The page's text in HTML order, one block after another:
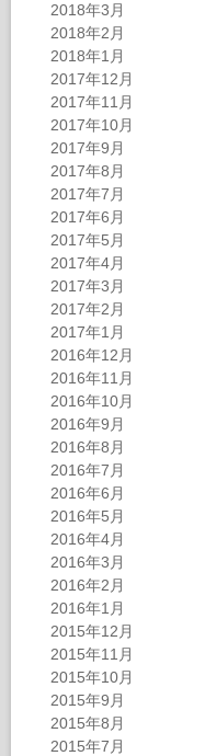
2018年3月
2018年2月
2018年1月
2017年12月
2017年11月
2017年10月
2017年9月
2017年8月
2017年7月
2017年6月
2017年5月
2017年4月
2017年3月
2017年2月
2017年1月
2016年12月
2016年11月
2016年10月
2016年9月
2016年8月
2016年7月
2016年6月
2016年5月
2016年4月
2016年3月
2016年2月
2016年1月
2015年12月
2015年11月
2015年10月
2015年9月
2015年8月
2015年7月